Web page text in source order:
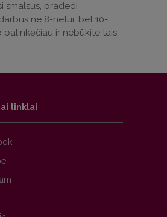
smalsus, pradedi
ne 8-netui, bet 10-
palinkėčiau ir nebūkite tais,
tinklai